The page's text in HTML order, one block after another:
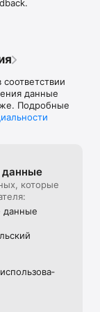
tabs.
and turn them
your favorite
the meal
shopping and
Upgrade to
соответствии
данные
Подробные
данные
которые
данные